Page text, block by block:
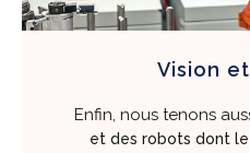
Vision
Enfin, nous tenons
et des robots dont